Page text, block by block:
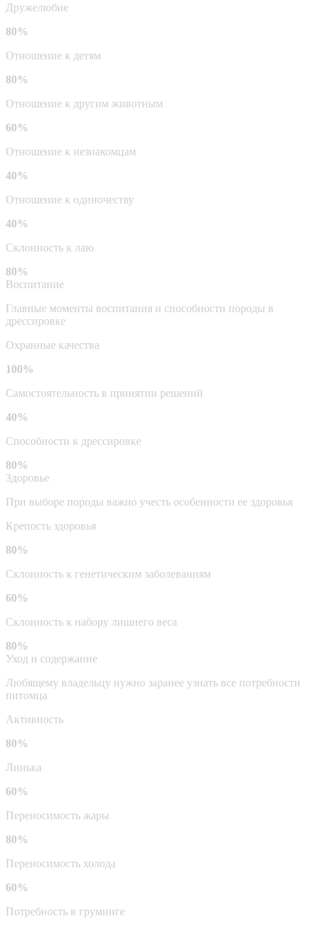
Дружелюбие
80%
Отношение к детям
80%
Отношение к другим животным
60%
Отношение к незнакомцам
40%
Отношение к одиночеству
40%
Склонность к лаю
80%
Воспитание
Главные моменты воспитания и способности породы в
дрессировке
Охранные качества
100%
Самостоятельность в принятии решений
40%
Способности к дрессировке
80%
Здоровье
При выборе породы важно учесть особенности ее здоровья
Крепость здоровья
80%
Склонность к генетическим заболеваниям
60%
Склонность к набору лишнего веса
80%
Уход и содержание
Любящему владельцу нужно заранее узнать все потребности
питомца
Активность
80%
Линька
60%
Переносимость жары
80%
Переносимость холода
60%
Потребность в груминге